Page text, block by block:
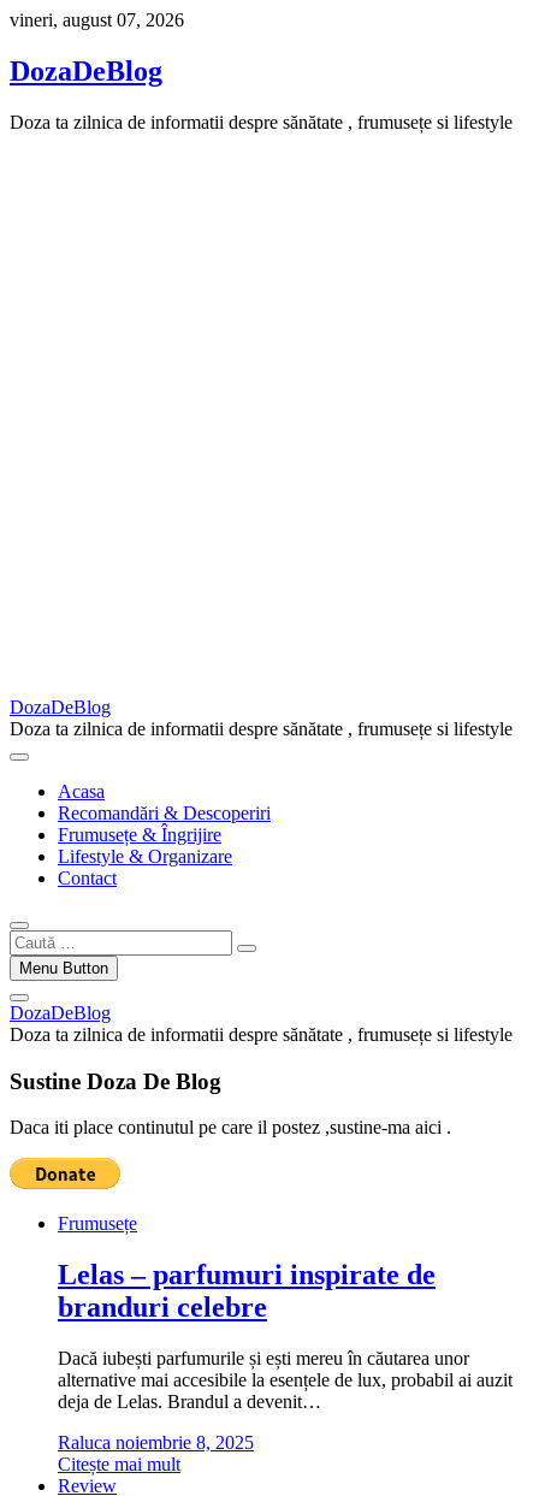
Skip
content
vineri, august 07, 2026
DozaDeBlog
Doza ta zilnica de informatii despre sănătate , frumusețe si lifestyle
DozaDeBlog
Doza ta zilnica de informatii despre sănătate , frumusețe si lifestyle
Acasa
Recomandări & Descoperiri
Frumusețe & Îngrijire
Lifestyle & Organizare
Contact
Caută
…Menu Button
DozaDeBlog
Doza ta zilnica de informatii despre sănătate , frumusețe si lifestyle
Sustine Doza De Blog
Daca iti place continutul pe care il postez ,sustine-ma aici .
Frumusețe
Lelas – parfumuri inspirate de
branduri celebre
Dacă iubești parfumurile și ești mereu în căutarea unor
alternative mai accesibile la esențele de lux, probabil ai auzit
deja de Lelas. Brandul a devenit…
Raluca noiembrie 8, 2025
Citește mai mult
Review